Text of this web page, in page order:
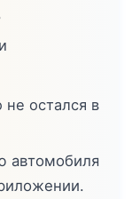
не остался в
автомобиля